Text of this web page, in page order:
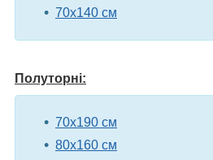
70х140 см
Полуторні:
70х190 см
80х160 см